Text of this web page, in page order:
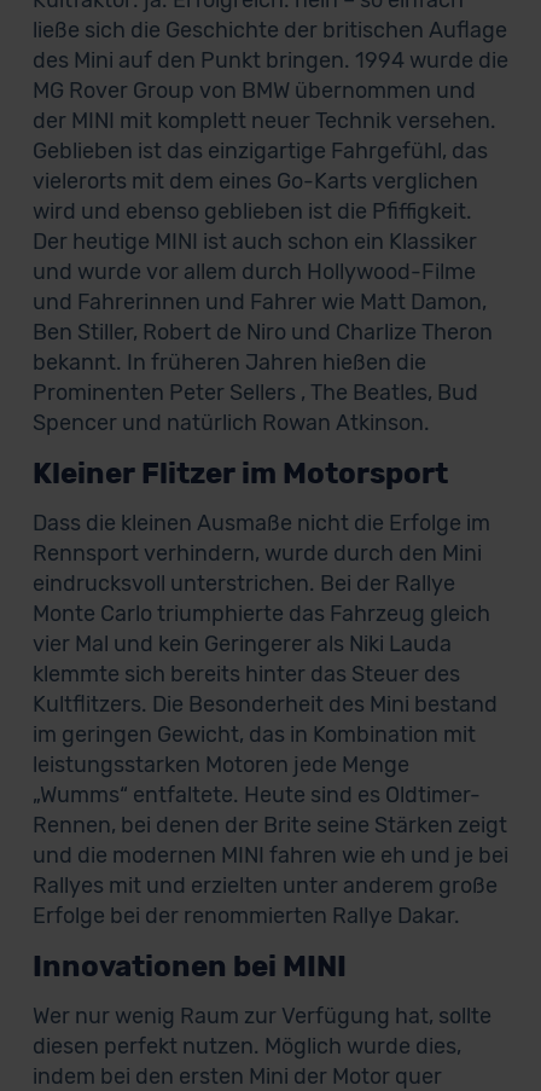
ließe sich die Geschichte der britischen Auflage
des Mini auf den Punkt bringen. 1994 wurde die
MG Rover Group von BMW übernommen und
der MINI mit komplett neuer Technik versehen.
Geblieben ist das einzigartige Fahrgefühl, das
vielerorts mit dem eines Go-Karts verglichen
wird und ebenso geblieben ist die Pfiffigkeit.
Der heutige MINI ist auch schon ein Klassiker
und wurde vor allem durch Hollywood-Filme
und Fahrerinnen und Fahrer wie Matt Damon,
Ben Stiller, Robert de Niro und Charlize Theron
bekannt. In früheren Jahren hießen die
Prominenten Peter Sellers , The Beatles, Bud
Spencer und natürlich Rowan Atkinson.
Kleiner Flitzer im Motorsport
Dass die kleinen Ausmaße nicht die Erfolge im
Rennsport verhindern, wurde durch den Mini
eindrucksvoll unterstrichen. Bei der Rallye
Monte Carlo triumphierte das Fahrzeug gleich
vier Mal und kein Geringerer als Niki Lauda
klemmte sich bereits hinter das Steuer des
Kultflitzers. Die Besonderheit des Mini bestand
im geringen Gewicht, das in Kombination mit
leistungsstarken Motoren jede Menge
„Wumms“ entfaltete. Heute sind es Oldtimer-
Rennen, bei denen der Brite seine Stärken zeigt
und die modernen MINI fahren wie eh und je bei
Rallyes mit und erzielten unter anderem große
Erfolge bei der renommierten Rallye Dakar.
Innovationen bei MINI
Wer nur wenig Raum zur Verfügung hat, sollte
diesen perfekt nutzen. Möglich wurde dies,
indem bei den ersten Mini der Motor quer